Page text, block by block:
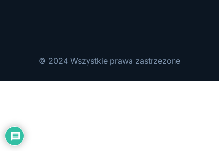
© 2024 Wszystkie prawa zastrzezone